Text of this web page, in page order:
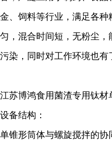
金、饲料等行业，满足各
匀，混合时间短，无粉尘
污染，同时对工作环境也有
江苏博鸿食用菌渣专用钛
设备结构：
单锥形筒体与螺旋搅拌的协